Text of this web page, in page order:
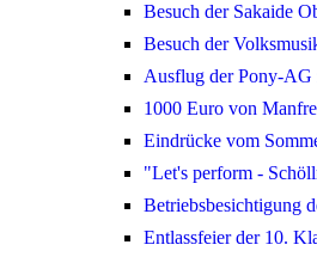
Besuch der Sakaide
Besuch der
Ausflug der Pony-AG
1000 Euro von
Eindrücke vom
"Let's perform -
Betriebsbesichtigung
Entlassfeier der 10.